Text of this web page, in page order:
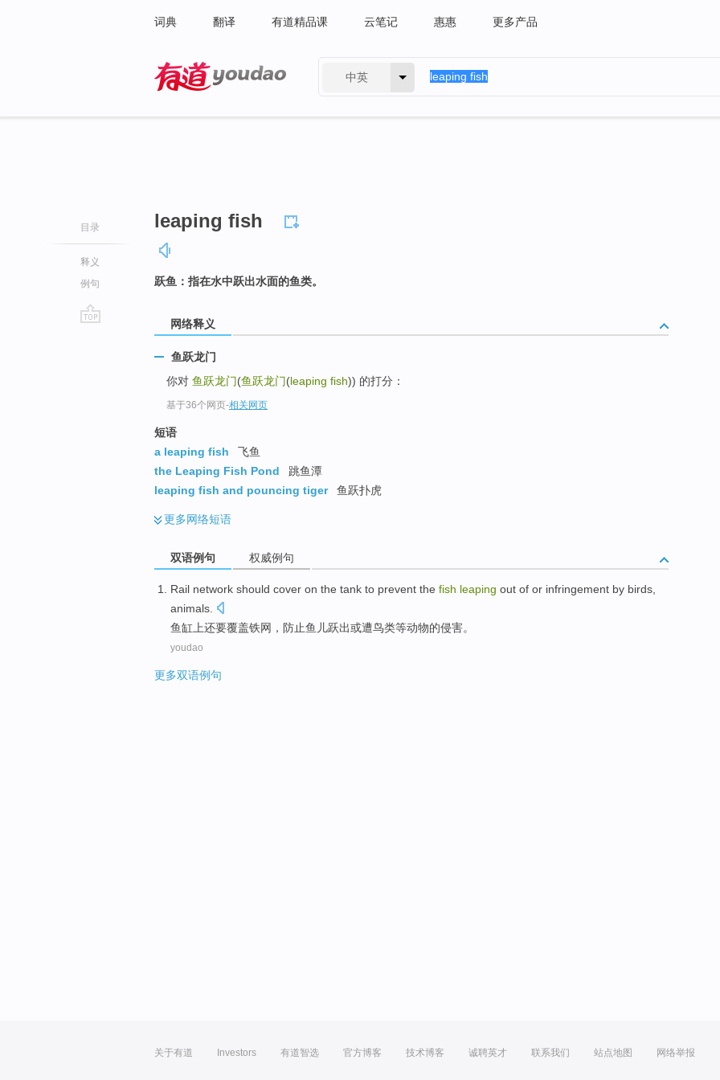
词典 翻译 有道精品课 云笔记 惠惠 更多产品
中英
目录
释义
例句
leaping fish
跃鱼：指在水中跃出水面的鱼类。
网络释义
鱼跃龙门
你对 鱼跃龙门(鱼跃龙门(leaping fish)) 的打分：
基于36个网页-相关网页
短语
a leaping fish
飞鱼
the Leaping Fish Pond
跳鱼潭
leaping fish and pouncing tiger
鱼跃扑虎
更多网络短语
双语例句 权威例句
Rail network should cover on the tank to prevent the fish leaping out of or infringement by birds,
animals.
鱼缸上还要覆盖铁网 ， 防止鱼儿跃出或遭鸟类等动物的侵害。
youdao
更多双语例句
关于有道 Investors 有道智选 官方博客 技术博客 诚聘英才 联系我们 站点地图 网络举报